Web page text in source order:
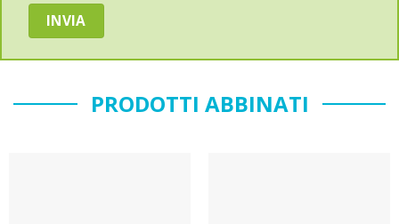
PRODOTTI ABBINATI